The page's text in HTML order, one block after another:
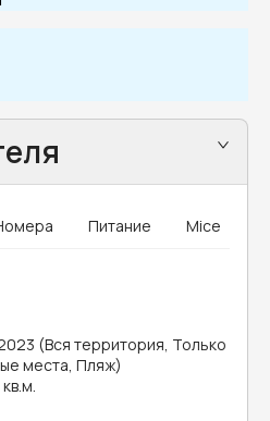
Питание Mice
(Вся территория, Только
места, Пляж)